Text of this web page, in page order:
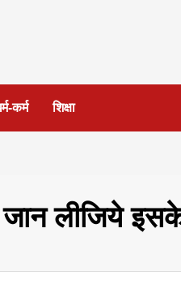
कर्म शिक्षा
जान लीजिये